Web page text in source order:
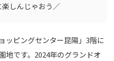
しんじゃおう／
ッピングセンター昆陽」3階に
地です。2024年のグランドオ